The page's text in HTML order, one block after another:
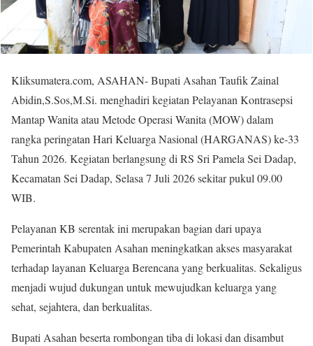
Kliksumatera.com, ASAHAN- Bupati Asahan Taufik Zainal
Abidin,S.Sos,M.Si. menghadiri kegiatan Pelayanan Kontrasepsi
Mantap Wanita atau Metode Operasi Wanita (MOW) dalam
rangka peringatan Hari Keluarga Nasional (HARGANAS) ke-33
Tahun 2026. Kegiatan berlangsung di RS Sri Pamela Sei Dadap,
Kecamatan Sei Dadap, Selasa 7 Juli 2026 sekitar pukul 09.00
WIB.
Pelayanan KB serentak ini merupakan bagian dari upaya
Pemerintah Kabupaten Asahan meningkatkan akses masyarakat
terhadap layanan Keluarga Berencana yang berkualitas. Sekaligus
menjadi wujud dukungan untuk mewujudkan keluarga yang
sehat, sejahtera, dan berkualitas.
Bupati Asahan beserta rombongan tiba di lokasi dan disambut